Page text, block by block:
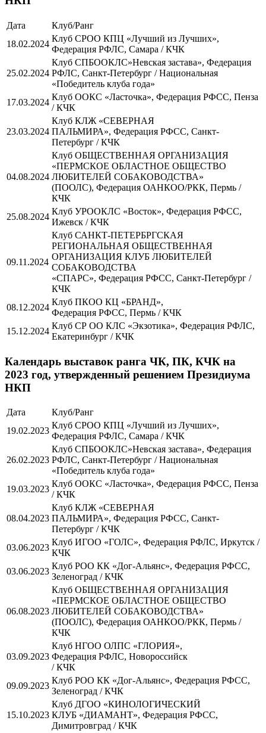
Дата
Клуб/Ранг
18.02.2024
Клуб СРОО КПЦ «Лучший из Лучших»,
Федерация РФЛС, Самара / КЧК
25.02.2024
Клуб СПБООКЛС»Невская застава», Федерация
РФЛС, Санкт-Петербург / Национальная
«Победитель клуба года»
17.03.2024
Клуб ООКС «Ласточка», Федерация РФСС, Пенза
/ КЧК
23.03.2024
Клуб КЛЖ «СЕВЕРНАЯ
ПАЛЬМИРА», Федерация РФСС, Санкт-
Петербург / КЧК
04.08.2024
Клуб ОБЩЕСТВЕННАЯ ОРГАНИЗАЦИЯ
«ПЕРМСКОЕ ОБЛАСТНОЕ ОБЩЕСТВО
ЛЮБИТЕЛЕЙ СОБАКОВОДСТВА»
(ПООЛС), Федерация ОАНКОО/РКК, Пермь /
КЧК
25.08.2024
Клуб УРООКЛС «Восток», Федерация РФСС,
Ижевск / КЧК
09.11.2024
Клуб САНКТ-ПЕТЕРБРГСКАЯ
РЕГИОНАЛЬНАЯ ОБЩЕСТВЕННАЯ
ОРГАНИЗАЦИЯ КЛУБ ЛЮБИТЕЛЕЙ
СОБАКОВОДСТВА
«СПАРС», Федерация РФСС, Санкт-Петербург /
КЧК
08.12.2024
Клуб ПКОО КЦ «БРАНД»,
Федерация РФСС, Пермь / КЧК
15.12.2024
Клуб СР ОО КЛС «Экзотика», Федерация РФЛС,
Екатеринбург / КЧК
Календарь выставок ранга ЧК, ПК, КЧК на
2023 год, утвержденный решением Президиума
НКП
Дата
Клуб/Ранг
19.02.2023
Клуб СРОО КПЦ «Лучший из Лучших»,
Федерация РФЛС, Самара / КЧК
26.02.2023
Клуб СПБООКЛС»Невская застава», Федерация
РФЛС, Санкт-Петербург / Национальная
«Победитель клуба года»
19.03.2023
Клуб ООКС «Ласточка», Федерация РФСС, Пенза
/ КЧК
08.04.2023
Клуб КЛЖ «СЕВЕРНАЯ
ПАЛЬМИРА», Федерация РФСС, Санкт-
Петербург / КЧК
03.06.2023
Клуб ИГОО «ГОЛС», Федерация РФЛС, Иркутск /
КЧК
03.06.2023
Клуб РОО КК «Дог-Альянс», Федерация РФСС,
Зеленоград / КЧК
06.08.2023
Клуб ОБЩЕСТВЕННАЯ ОРГАНИЗАЦИЯ
«ПЕРМСКОЕ ОБЛАСТНОЕ ОБЩЕСТВО
ЛЮБИТЕЛЕЙ СОБАКОВОДСТВА»
(ПООЛС), Федерация ОАНКОО/РКК, Пермь /
КЧК
03.09.2023
Клуб НГОО ОЛПС «ГЛОРИЯ»,
Федерация РФЛС, Новороссийск
/ КЧК
09.09.2023
Клуб РОО КК «Дог-Альянс», Федерация РФСС,
Зеленоград / КЧК
15.10.2023
Клуб ДГОО «КИНОЛОГИЧЕСКИЙ
КЛУБ «ДИАМАНТ», Федерация РФСС,
Димитровград / КЧК